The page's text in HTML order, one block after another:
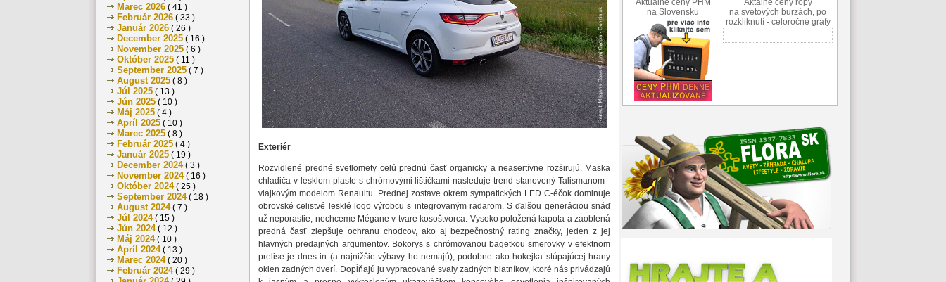
Marec 2026 ( 41 )
Február 2026 ( 33 )
Január 2026 ( 26 )
December 2025 ( 16 )
November 2025 ( 6 )
Október 2025 ( 11 )
September 2025 ( 7 )
August 2025 ( 8 )
Júl 2025 ( 13 )
Jún 2025 ( 10 )
Máj 2025 ( 4 )
Apríl 2025 ( 10 )
Marec 2025 ( 8 )
Február 2025 ( 4 )
Január 2025 ( 19 )
December 2024( 3 )
November 2024( 16 )
Október 2024( 25 )
September 2024( 18 )
August 2024( 7 )
Júl 2024( 15 )
Jún 2024( 12 )
Máj 2024( 10 )
Apríl 2024( 13 )
Marec 2024( 20 )
Február 2024( 29 )
Exteriér
Rozvidlené predné svetlomety celú prednú časť organicky a neasertívne rozširujú. Maska
chladiča v lesklom plaste s chrómovými lištičkami nasleduje trend stanovený Talismanom -
vlajkovým modelom Renaultu. Prednej zostave okrem sympatických LED C-éčok dominuje
obrovské celistvé lesklé logo výrobcu s integrovaným radarom. S ďalšou generáciou snáď
už neporastie, nechceme Mégane v tvare kosoštvorca. Vysoko položená kapota a zaoblená
predná časť zlepšuje ochranu chodcov, ako aj bezpečnostný rating značky, jeden z jej
hlavných predajných argumentov. Bokorys s chrómovanou bagetkou smerovky v efektnom
prelise je dnes in (a najnižšie výbavy ho nemajú), podobne ako hokejka stúpajúcej hrany
okien zadných dverí. Dopĺňajú ju vypracované svaly zadných blatníkov, ktoré nás privádzajú
na Slovensku
na svetových burzách, po
rozkliknutí - celoročné grafy